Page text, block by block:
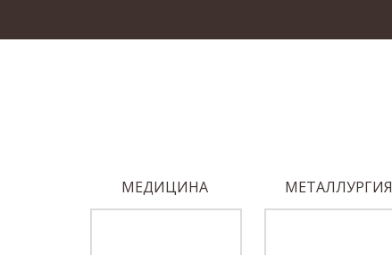
МЕДИЦИНА МЕТАЛЛУРГИЯ